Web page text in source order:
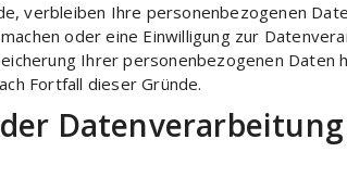
verbleiben Ihre personenbezogenen
oder eine Einwilligung zur
Ihrer personenbezogenen Daten
Fortfall dieser Gründe.